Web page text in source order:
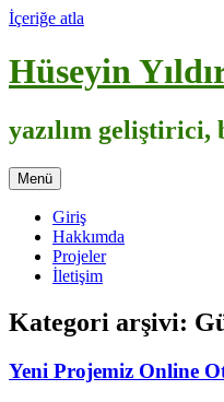
İçeriğe atla
Hüseyin
yazılım
Menü
Giriş
Hakkımda
Projeler
İletişim
Kategori arşivi:
Yeni Projemiz Online